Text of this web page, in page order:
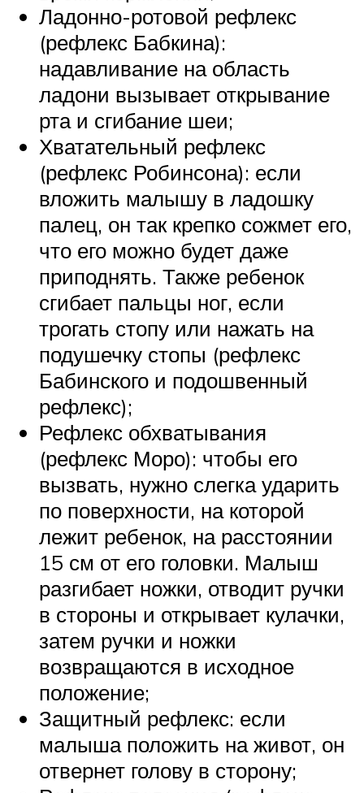
Ладонно-ротовой рефлекс
(рефлекс Бабкина):
надавливание на область
ладони вызывает открывание
рта и сгибание шеи;
Хватательный рефлекс
(рефлекс Робинсона): если
вложить малышу в ладошку
палец, он так крепко сожмет его,
что его можно будет даже
приподнять. Также ребенок
сгибает пальцы ног, если
трогать стопу или нажать на
подушечку стопы (рефлекс
Бабинского и подошвенный
рефлекс);
Рефлекс обхватывания
(рефлекс Моро): чтобы его
вызвать, нужно слегка ударить
по поверхности, на которой
лежит ребенок, на расстоянии
15 см от его головки. Малыш
разгибает ножки, отводит ручки
в стороны и открывает кулачки,
затем ручки и ножки
возвращаются в исходное
положение;
Защитный рефлекс: если
малыша положить на живот, он
отвернет голову в сторону;